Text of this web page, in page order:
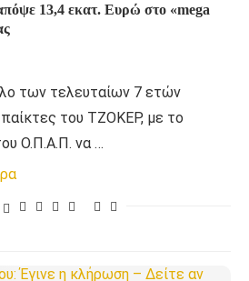
13,4 εκατ. Ευρώ στο «mega
των τελευταίων 7 ετών
του ΤΖΟΚΕΡ, με το
Ο.Π.Α.Π. να …